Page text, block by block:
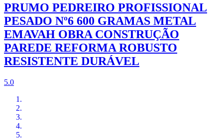
PRUMO PEDREIRO PROFISSIONAL
PESADO Nº6 600 GRAMAS METAL
EMAVAH OBRA CONSTRUÇÃO
PAREDE REFORMA ROBUSTO
RESISTENTE DURÁVEL
5.0